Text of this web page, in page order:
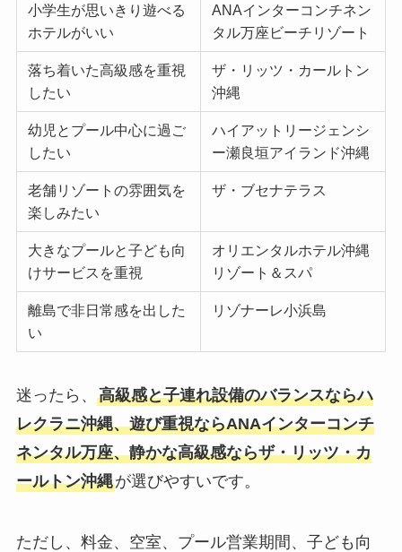
小学生が思いきり遊べる
ホテルがいい
ANAインターコンチネン
タル万座ビーチリゾート
落ち着いた高級感を重視
したい
ザ・リッツ・カールトン
沖縄
幼児とプール中心に過ご
したい
ハイアットリージェンシ
ー瀬良垣アイランド沖縄
老舗リゾートの雰囲気を
楽しみたい
ザ・ブセナテラス
大きなプールと子ども向
けサービスを重視
オリエンタルホテル沖縄
リゾート＆スパ
離島で非日常感を出した
い
リゾナーレ小浜島
迷ったら、 高級感と子連れ設備のバランスならハ
レクラニ沖縄、遊び重視ならANAインターコンチ
ネンタル万座、静かな高級感ならザ・リッツ・カ
ールトン沖縄が選びやすいです。
ただし、料金、空室、プール営業期間、子ども向